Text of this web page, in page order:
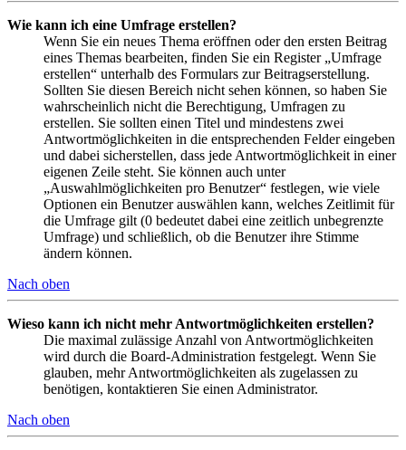
Wie kann ich eine Umfrage erstellen?
Wenn Sie ein neues Thema eröffnen oder den ersten Beitrag
eines Themas bearbeiten, finden Sie ein Register „Umfrage
erstellen“ unterhalb des Formulars zur Beitragserstellung.
Sollten Sie diesen Bereich nicht sehen können, so haben Sie
wahrscheinlich nicht die Berechtigung, Umfragen zu
erstellen. Sie sollten einen Titel und mindestens zwei
Antwortmöglichkeiten in die entsprechenden Felder eingeben
und dabei sicherstellen, dass jede Antwortmöglichkeit in einer
eigenen Zeile steht. Sie können auch unter
„Auswahlmöglichkeiten pro Benutzer“ festlegen, wie viele
Optionen ein Benutzer auswählen kann, welches Zeitlimit für
die Umfrage gilt (0 bedeutet dabei eine zeitlich unbegrenzte
Umfrage) und schließlich, ob die Benutzer ihre Stimme
ändern können.
Nach oben
Wieso kann ich nicht mehr Antwortmöglichkeiten erstellen?
Die maximal zulässige Anzahl von Antwortmöglichkeiten
wird durch die Board-Administration festgelegt. Wenn Sie
glauben, mehr Antwortmöglichkeiten als zugelassen zu
benötigen, kontaktieren Sie einen Administrator.
Nach oben